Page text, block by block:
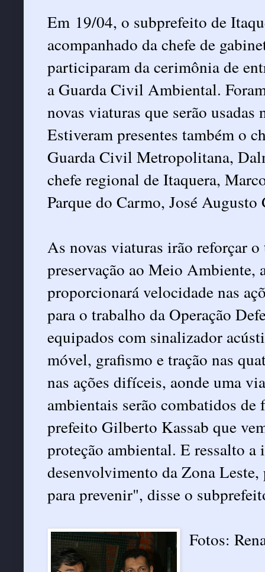
Em 19/04, o subprefeito de
acompanhado da chefe de
participaram da cerimônia de
a Guarda Civil Ambiental.
novas viaturas que serão
Estiveram presentes também o
Guarda Civil Metropolitana,
chefe regional de Itaquera,
Parque do Carmo, José Augusto
As novas viaturas irão reforçar
preservação ao Meio Ambiente,
proporcionará velocidade nas
para o trabalho da Operação
equipados com sinalizador
móvel, grafismo e tração nas
nas ações difíceis, aonde uma
ambientais serão combatidos
prefeito Gilberto Kassab que
proteção ambiental. E ressalto
desenvolvimento da Zona
para prevenir", disse o
Fotos: